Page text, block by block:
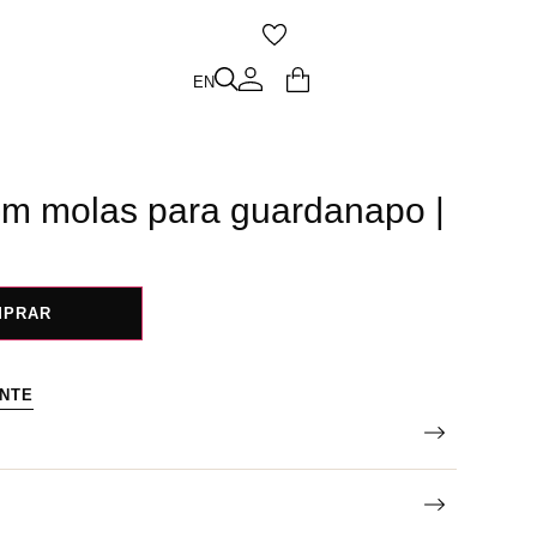
EN
molas para guardanapo |